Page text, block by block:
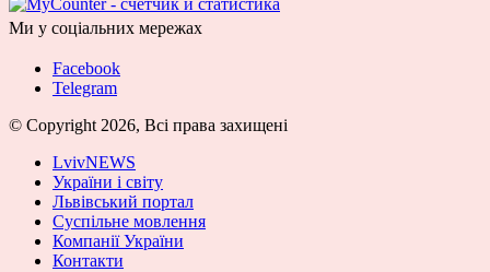
Ми у соціальних мережах
Facebook
Telegram
© Copyright 2026, Всі права захищені
LvivNEWS
України і світу
Львівський портал
Суспільне мовлення
Компанії України
Контакти